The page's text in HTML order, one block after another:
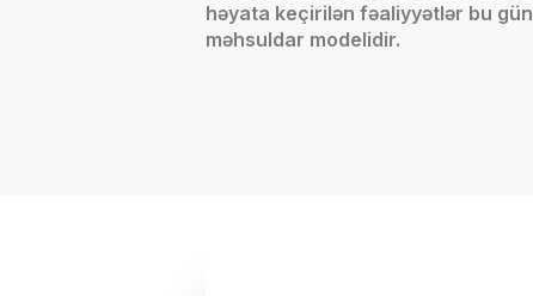
həyata keçirilən fəaliyyətlər bu
məhsuldar modelidir.